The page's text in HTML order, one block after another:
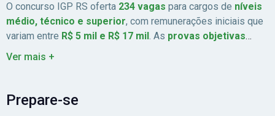
O concurso IGP RS oferta 234 vagas para cargos de níveis
médio, técnico e superior, com remunerações iniciais que
variam entre R$ 5 mil e R$ 17 mil. As provas objetivas
foram aplicadas em 14 de dezembro de 2025
cronograma e demais orientações. E para iniciar os estudos,
confira os materiais para o concurso IGP RS!
Ver mais +
Prepare-se